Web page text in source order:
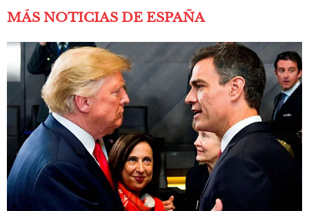
MÁS NOTICIAS DE ESPAÑA